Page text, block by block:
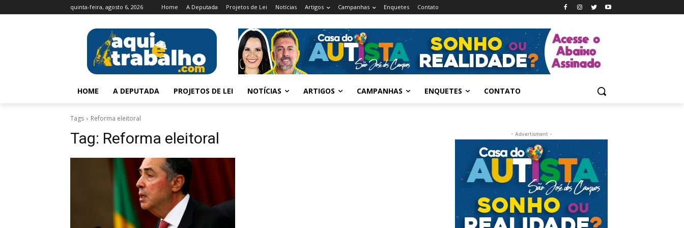
quinta-feira, agosto 6, 2026 Home A Deputada Projetos de Lei Notícias Artigos Campanhas Enquetes Contato
HOME A DEPUTADA PROJETOS DE LEI NOTÍCIAS ARTIGOS CAMPANHAS ENQUETES CONTATO
Tags Reforma eleitoral
Tag: Reforma eleitoral - Advertisment -